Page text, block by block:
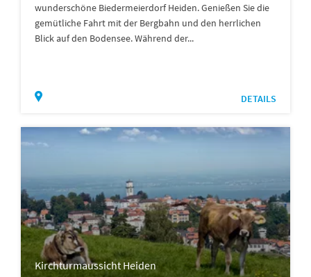
wunderschöne Biedermeierdorf Heiden. Genießen Sie die
gemütliche Fahrt mit der Bergbahn und den herrlichen
Blick auf den Bodensee. Während der...
DETAILS
Kirchturmaussicht Heiden